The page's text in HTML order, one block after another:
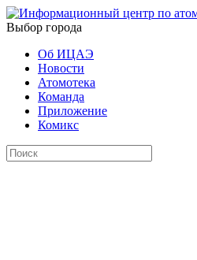
Выбор города
Об ИЦАЭ
Новости
Атомотека
Команда
Приложение
Комикс